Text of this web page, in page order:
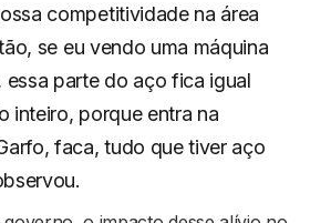
competitividade na área
se eu vendo uma máquina
essa parte do aço fica igual
inteiro, porque entra na
faca, tudo que tiver aço